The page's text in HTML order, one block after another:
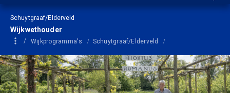
Schuytgraaf/Elderveld
Wijkwethouder
Wijkprogramma's
Schuytgraaf/Elderveld
Wijkwethouder